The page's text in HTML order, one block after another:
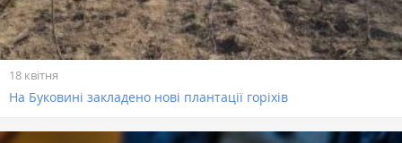
18 квітня
На Буковині закладено нові плантації горіхів